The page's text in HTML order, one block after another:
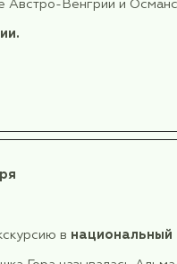
богемный
со страной через